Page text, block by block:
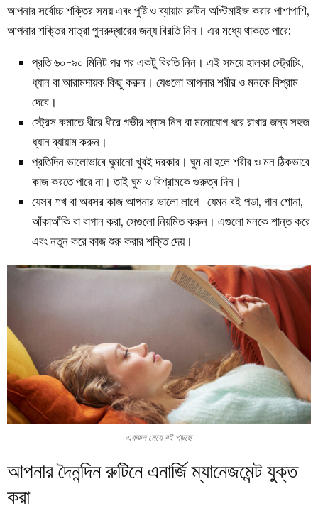
আপনার সর্বোচ্চ শক্তির সময় এবং পুষ্টি ও ব্যায়াম রুটিন অপ্টিমাইজ করার পাশাপাশি,
আপনার শক্তির মাত্রা পুনরুদ্ধারের জন্য বিরতি নিন। এর মধ্যে থাকতে পারে:
প্রতি ৬০-৯০ মিনিট পর পর একটু বিরতি নিন। এই সময়ে হালকা স্ট্রেচিং,
ধ্যান বা আরামদায়ক কিছু করুন। যেগুলো আপনার শরীর ও মনকে বিশ্রাম
দেবে।
স্ট্রেস কমাতে ধীরে ধীরে গভীর শ্বাস নিন বা মনোযোগ ধরে রাখার জন্য সহজ
ধ্যান ব্যায়াম করুন।
প্রতিদিন ভালোভাবে ঘুমানো খুবই দরকার। ঘুম না হলে শরীর ও মন ঠিকভাবে
কাজ করতে পারে না। তাই ঘুম ও বিশ্রামকে গুরুত্ব দিন।
যেসব শখ বা অবসর কাজ আপনার ভালো লাগে- যেমন বই পড়া, গান শোনা,
আঁকাআঁকি বা বাগান করা, সেগুলো নিয়মিত করুন। এগুলো মনকে শান্ত করে
এবং নতুন করে কাজ শুরু করার শক্তি দেয়।
একজন মেয়ে বই পড়ছে
আপনার দৈনন্দিন রুটিনে এনার্জি ম্যানেজমেন্ট যুক্ত
করা